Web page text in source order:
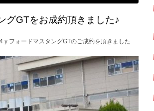
グGTをお成約頂きました♪
フォードマスタングGTのご成約を頂きました